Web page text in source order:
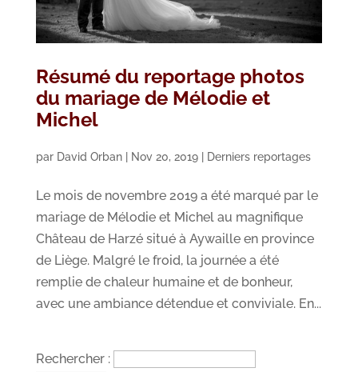
Résumé du reportage photos
du mariage de Mélodie et
Michel
par David Orban| Nov 20, 2019| Derniers reportages
Le mois de novembre 2019 a été marqué par le
mariage de Mélodie et Michel au magnifique
Château de Harzé situé à Aywaille en province
de Liège. Malgré le froid, la journée a été
remplie de chaleur humaine et de bonheur,
avec une ambiance détendue et conviviale. En...
Rechercher :